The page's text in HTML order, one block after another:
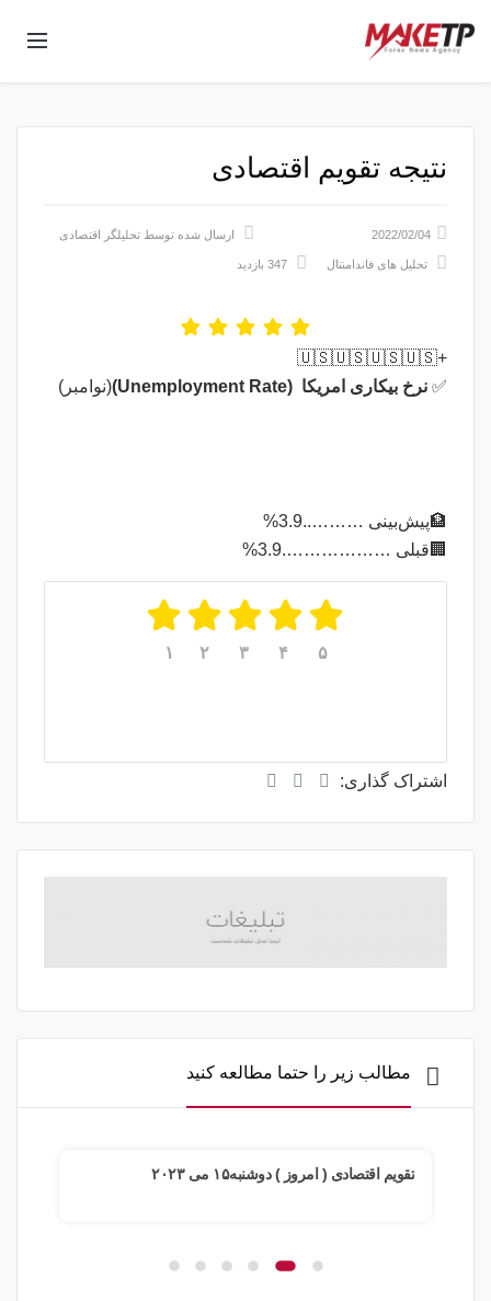
نتیجه تقویم اقتصادی
2022/02/04 ارسال شده توسط تحلیلگر اقتصادی
تحلیل های فاندامنتال
+🇺🇸🇺🇸🇺🇸🇺🇸
✅ نرخ بیکاری امریکا (Unemployment Rate) (نوامبر)
🏦پیش‌بینی ………..3.9%
🏢قبلی ……………….3.9%
۱ ۲ ۳ ۴ ۵
اشتراک گذاری:
مطالب زیر را حتما مطالعه کنید
تقویم اقتصادی ( امروز ) دوشنبه۱۵ می ۲۰۲۳